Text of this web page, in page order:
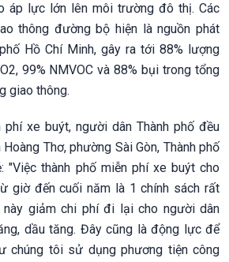
áp lực lớn lên môi trường đô thị. Các
thông đường bộ hiện là nguồn phát
Hồ Chí Minh, gây ra tới 88% lượng
99% NMVOC và 88% bụi trong tổng
giao thông.
xe buýt, người dân Thành phố đều
Thơ, phường Sài Gòn, Thành phố
"Việc thành phố miễn phí xe buýt cho
giờ đến cuối năm là 1 chính sách rất
này giảm chi phí đi lại cho người dân
dầu tăng. Đây cũng là động lực để
chúng tôi sử dụng phương tiện công